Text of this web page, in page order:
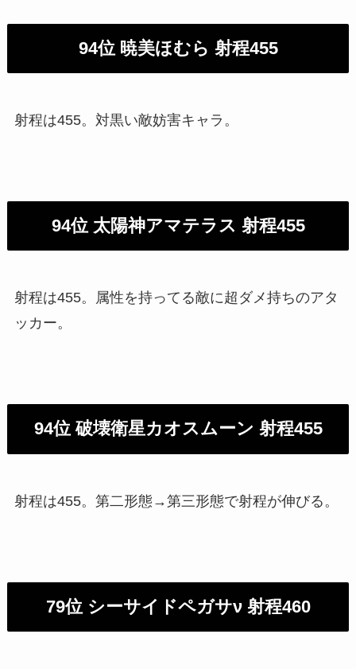
94位 暁美ほむら 射程455
射程は455。対黒い敵妨害キャラ。
94位 太陽神アマテラス 射程455
射程は455。属性を持ってる敵に超ダメ持ちのアタ
ッカー。
94位 破壊衛星カオスムーン 射程455
射程は455。第二形態→第三形態で射程が伸びる。
79位 シーサイドペガサν 射程460